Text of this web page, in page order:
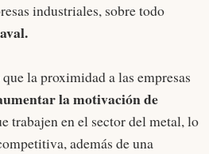
industriales, sobre todo
la proximidad a las empresas
la motivación de
trabajen en el sector del metal, lo
además de una